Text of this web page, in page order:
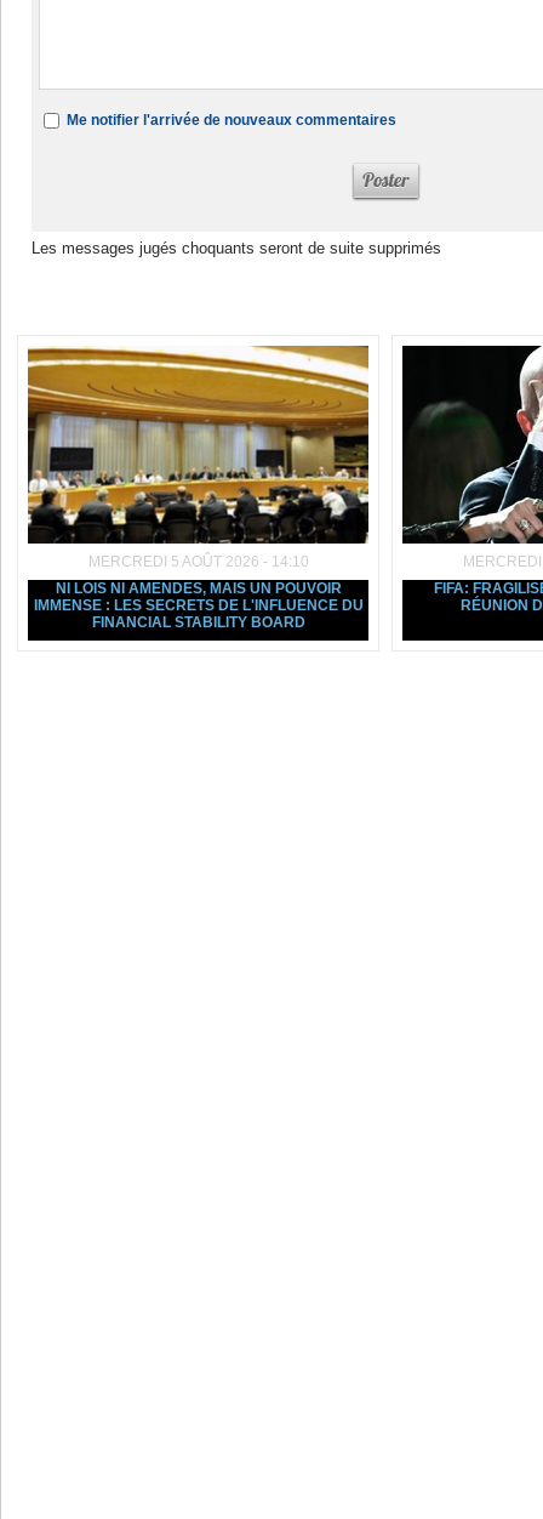
Me notifier l'arrivée de nouveaux commentaires
Les messages jugés choquants seront de suite supprimés
MERCREDI 5 AOÛT 2026 - 14:10
NI LOIS NI AMENDES, MAIS UN POUVOIR
IMMENSE : LES SECRETS DE L'INFLUENCE DU
FINANCIAL STABILITY BOARD
FIFA:
RÉUNION